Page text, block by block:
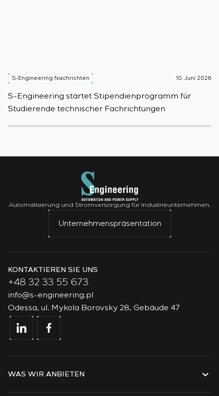
S-Engineering Nachrichten 10. Juni 2026
S-Engineering startet Stipendienprogramm für
Studierende technischer Fachrichtungen
Automatisierung und Stromversorgung für Industrieunternehmen.
Unternehmenspräsentation
KONTAKTIEREN SIE UNS
+48 32 33 55 673
info@s-engineering.pl
Odessa, ul. Mykola Borovsky 28, Gebäude 47
WAS WIR ANBIETEN